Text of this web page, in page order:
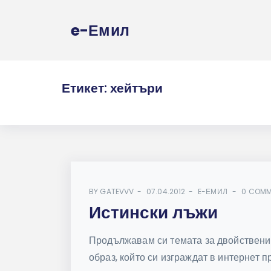
e-Емил
Етикет: хейтъри
BY GATEVVV 07.04.2012 E-ЕМИЛ 0
Истински лъжи
Продължавам си темата за
образ, който си изграждат в интернет